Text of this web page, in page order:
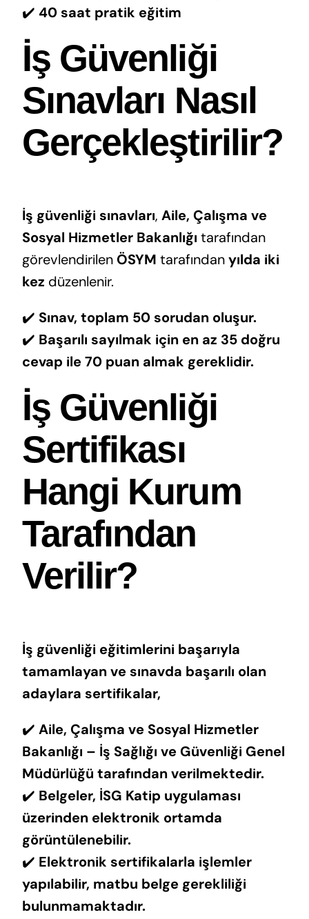
✔️ 40 saat pratik eğitim
İş Güvenliği
Sınavları Nasıl
Gerçekleştirilir?
İş güvenliği sınavları, Aile, Çalışma ve
Sosyal Hizmetler Bakanlığı tarafından
görevlendirilen ÖSYM tarafındanyılda iki
kez düzenlenir.
✔️ Sınav, toplam 50 sorudan oluşur.
✔️ Başarılı sayılmak için en az 35 doğru
cevap ile 70 puan almak gereklidir.
İş Güvenliği
Sertifikası
Hangi Kurum
Tarafından
Verilir?
İş güvenliği eğitimlerini başarıyla
tamamlayan ve sınavda başarılı olan
adaylara sertifikalar,
✔️ Aile, Çalışma ve Sosyal Hizmetler
Bakanlığı – İş Sağlığı ve Güvenliği Genel
Müdürlüğü tarafından verilmektedir.
✔️ Belgeler, İSG Katip uygulaması
üzerinden elektronik ortamda
görüntülenebilir.
✔️ Elektronik sertifikalarla işlemler
yapılabilir, matbu belge gerekliliği
bulunmamaktadır.